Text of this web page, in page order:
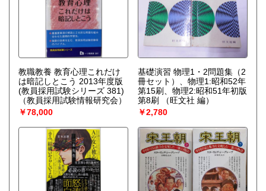
教職教養 教育心理これだけ
は暗記しとこう 2013年度版
(教員採用試験シリーズ 381)
（教員採用試験情報研究会）
￥78,000
基礎演習 物理1・2問題集（2
冊セット）、物理1:昭和52年
第15刷、物理2:昭和51年初版
第8刷
（旺文社 編）
￥2,780